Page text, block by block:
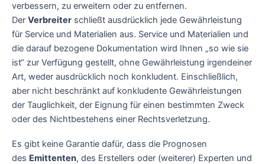
verbessern, zu erweitern oder zu entfernen.
Der Verbreiter schließt ausdrücklich jede Gewährleistung
für Service und Materialien aus. Service und Materialien und
die darauf bezogene Dokumentation wird Ihnen „so wie sie
ist“ zur Verfügung gestellt, ohne Gewährleistung irgendeiner
Art, weder ausdrücklich noch konkludent. Einschließlich,
aber nicht beschränkt auf konkludente Gewährleistungen
der Tauglichkeit, der Eignung für einen bestimmten Zweck
oder des Nichtbestehens einer Rechtsverletzung.
Es gibt keine Garantie dafür, dass die Prognosen
des Emittenten, des Erstellers oder (weiterer) Experten und